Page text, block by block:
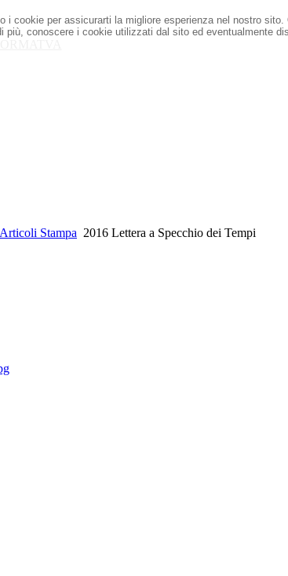
i cookie per assicurarti la migliore esperienza nel nostro
più, conoscere i cookie utilizzati dal sito ed eventualmente
Articoli Stampa 2016 Lettera a Specchio dei Tempi